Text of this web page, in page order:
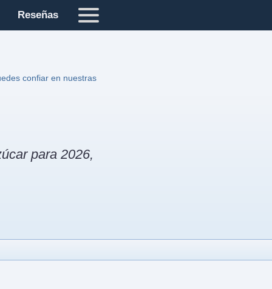
Reseñas
confiar en nuestras
para 2026,